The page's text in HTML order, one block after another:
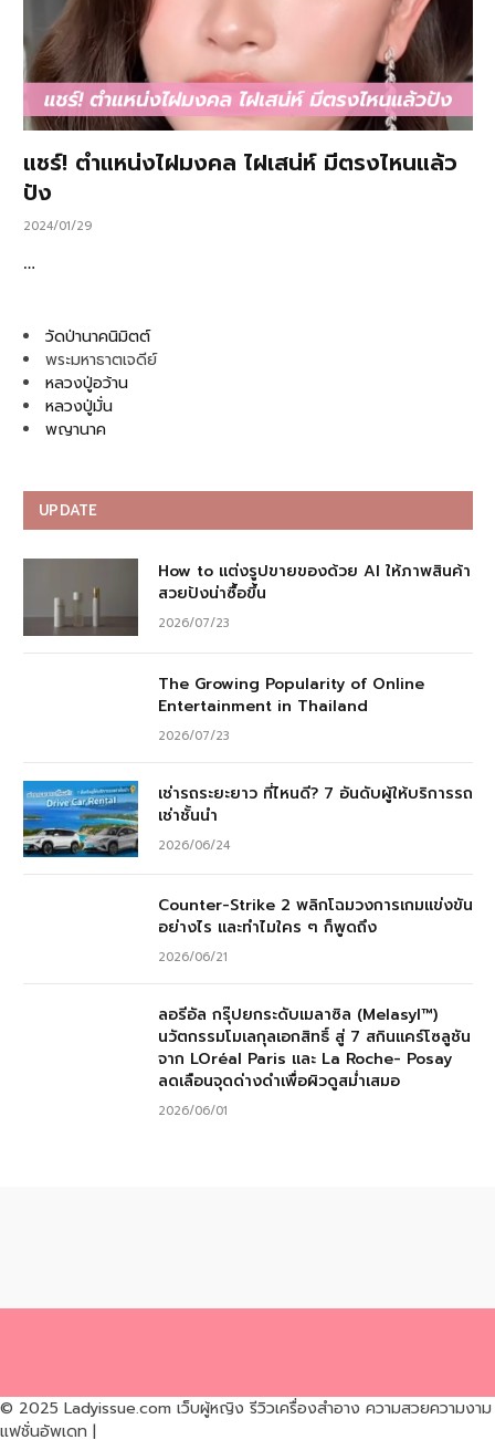
แชร์! ตำแหน่งไฝมงคล ไฝเสน่ห์ มีตรงไหนแล้ว
ปัง
2024/01/29
…
วัดป่านาคนิมิตต์
พระมหาธาตเจดีย์
หลวงปู่อว้าน
หลวงปู่มั่น
พญานาค
UPDATE
How to แต่งรูปขายของด้วย AI ให้ภาพสินค้า
สวยปังน่าซื้อขึ้น
2026/07/23
The Growing Popularity of Online
Entertainment in Thailand
2026/07/23
เช่ารถระยะยาว ที่ไหนดี? 7 อันดับผู้ให้บริการรถ
เช่าชั้นนำ
2026/06/24
Counter-Strike 2 พลิกโฉมวงการเกมแข่งขัน
อย่างไร และทำไมใคร ๆ ก็พูดถึง
2026/06/21
ลอรีอัล กรุ๊ปยกระดับเมลาซิล (Melasyl™)
นวัตกรรมโมเลกุลเอกสิทธิ์ สู่ 7 สกินแคร์โซลูชัน
จาก LOréal Paris และ La Roche- Posay
ลดเลือนจุดด่างดำเพื่อผิวดูสม่ำเสมอ
2026/06/01
© 2025 Ladyissue.com เว็บผู้หญิง รีวิวเครื่องสำอาง ความสวยความงาม
แฟชั่นอัพเดท |